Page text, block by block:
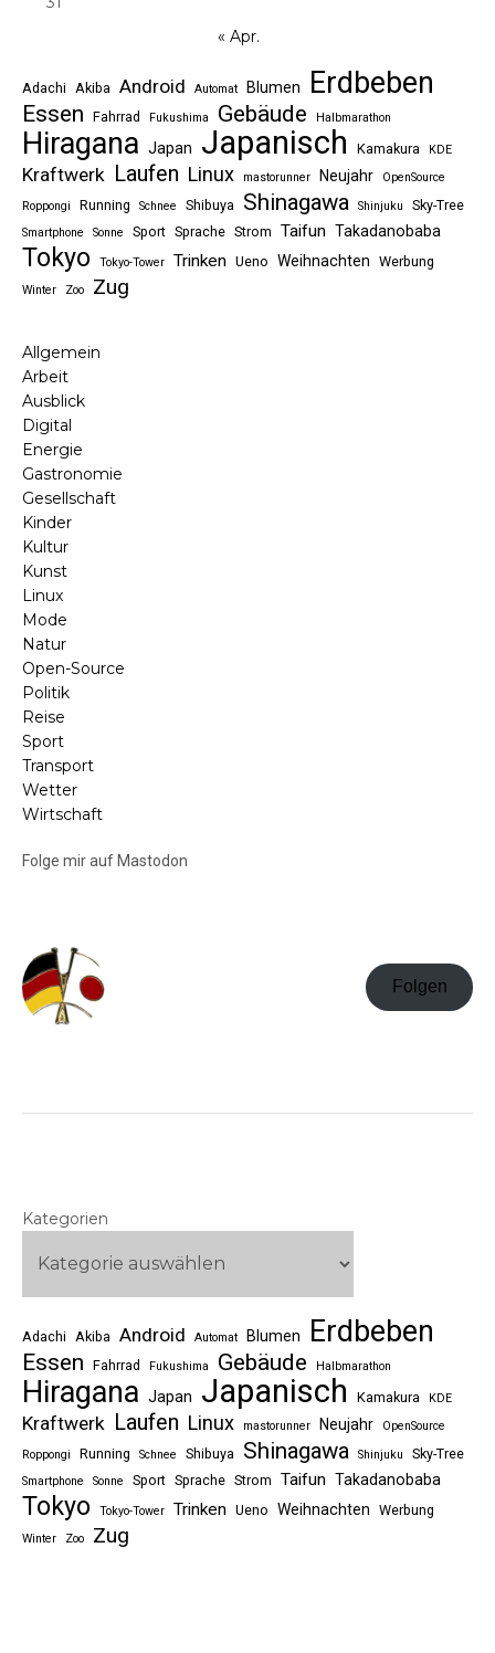
« Apr.
Adachi Akiba Android Automat Blumen Erdbeben
Essen Fahrrad Fukushima Gebäude Halbmarathon
Hiragana Japan Japanisch Kamakura KDE
Kraftwerk Laufen Linux mastorunner Neujahr
OpenSource
Roppongi
Running Schnee Shibuya Shinagawa Shinjuku Sky-Tree
Smartphone Sonne Sport Sprache Strom Taifun Takadanobaba
Tokyo Tokyo-Tower Trinken Ueno Weihnachten Werbung
Winter Zoo Zug
Allgemein
Arbeit
Ausblick
Digital
Energie
Gastronomie
Gesellschaft
Kinder
Kultur
Kunst
Linux
Mode
Natur
Open-Source
Politik
Reise
Sport
Transport
Wetter
Wirtschaft
Folge mir auf Mastodon
Folgen
Kategorien
Adachi Akiba Android Automat Blumen Erdbeben
Essen Fahrrad Fukushima Gebäude Halbmarathon
Hiragana Japan Japanisch Kamakura KDE
Kraftwerk Laufen Linux mastorunner Neujahr
OpenSource
Roppongi
Running Schnee Shibuya Shinagawa Shinjuku Sky-Tree
Smartphone Sonne Sport Sprache Strom Taifun Takadanobaba
Tokyo Tokyo-Tower Trinken Ueno Weihnachten Werbung
Winter Zoo Zug